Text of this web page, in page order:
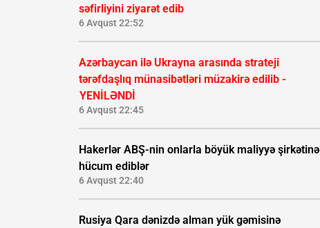
səfirliyini ziyarət edib
6 Avqust 22:52
Azərbaycan ilə Ukrayna arasında strateji
tərəfdaşlıq münasibətləri müzakirə edilib -
YENİLƏNDİ
6 Avqust 22:45
Hakerlər ABŞ-nin onlarla böyük maliyyə şirkətinə
hücum ediblər
6 Avqust 22:40
Rusiya Qara dənizdə alman yük gəmisinə